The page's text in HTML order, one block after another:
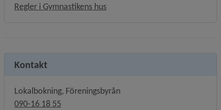
Regler i Gymnastikens hus
Kontakt
Lokalbokning, Föreningsbyrån
090-16 18 55